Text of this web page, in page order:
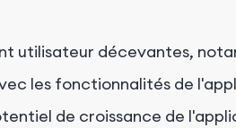
décevantes,
les fonctionnalités de
de croissance de